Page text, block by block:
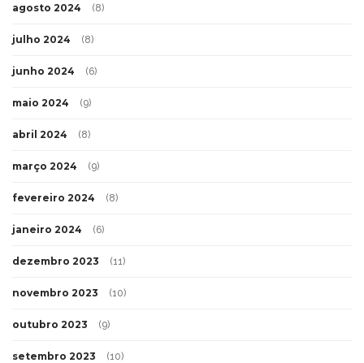
agosto 2024 (8)
julho 2024 (8)
junho 2024 (6)
maio 2024 (9)
abril 2024 (8)
março 2024 (9)
fevereiro 2024 (8)
janeiro 2024 (6)
dezembro 2023 (11)
novembro 2023 (10)
outubro 2023 (9)
setembro 2023 (10)